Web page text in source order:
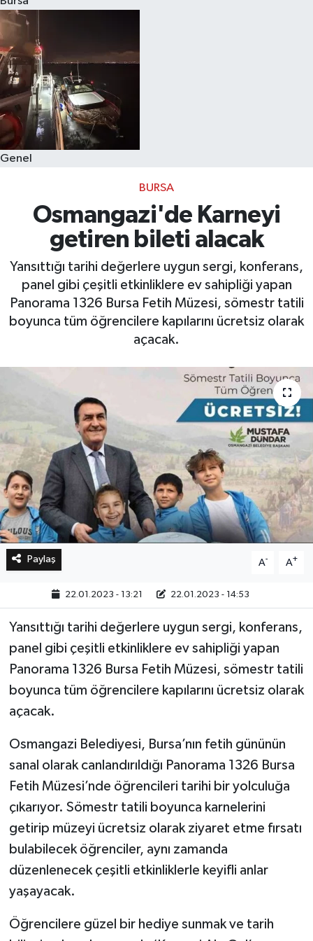
Genel
BURSA
Osmangazi'de Karneyi
getiren bileti alacak
Yansıttığı tarihi değerlere uygun sergi, konferans,
panel gibi çeşitli etkinliklere ev sahipliği yapan
Panorama 1326 Bursa Fetih Müzesi, sömestr tatili
boyunca tüm öğrencilere kapılarını ücretsiz olarak
açacak.
Paylaş A- A+
22.01.2023 - 13:21 22.01.2023 - 14:53
Yansıttığı tarihi değerlere uygun sergi, konferans,
panel gibi çeşitli etkinliklere ev sahipliği yapan
Panorama 1326 Bursa Fetih Müzesi, sömestr tatili
boyunca tüm öğrencilere kapılarını ücretsiz olarak
açacak.
Osmangazi Belediyesi, Bursa’nın fetih gününün
sanal olarak canlandırıldığı Panorama 1326 Bursa
Fetih Müzesi’nde öğrencileri tarihi bir yolculuğa
çıkarıyor. Sömestr tatili boyunca karnelerini
getirip müzeyi ücretsiz olarak ziyaret etme fırsatı
bulabilecek öğrenciler, aynı zamanda
düzenlenecek çeşitli etkinliklerle keyifli anlar
yaşayacak.
Öğrencilere güzel bir hediye sunmak ve tarih
Sağlık
Dünya
Magazin
Kültür & Sanat
Teknoloji
Bilim
Genel